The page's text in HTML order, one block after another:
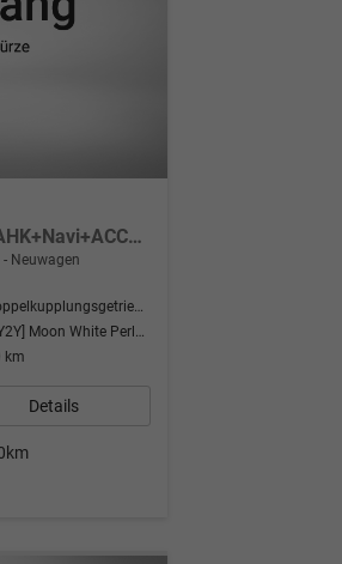
Selection 2.0 TDI DSG 4x4 AHK+Navi+ACC+Kamera+Sitzheiz+eHeck+Chrom+Lodge+GV5
Neuwagen
km
Details